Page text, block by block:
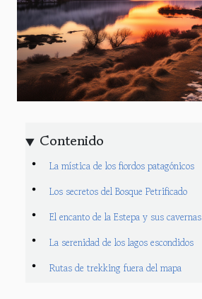
Contenido
La mística de los fiordos patagónicos
Los secretos del Bosque Petrificado
El encanto de la Estepa y sus cavernas
La serenidad de los lagos escondidos
Rutas de trekking fuera del mapa